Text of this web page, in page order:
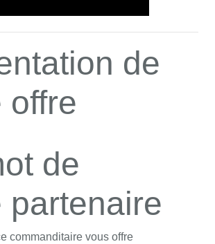
de
offre
de
partenaire
commanditaire vous offre